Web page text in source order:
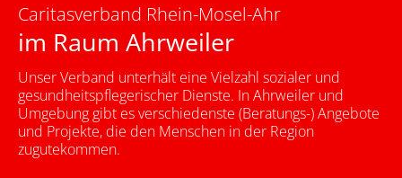
Caritasverband Rhein-Mosel-Ahr
im Raum Ahrweiler
Unser Verband unterhält eine Vielzahl sozialer und
gesundheitspflegerischer Dienste. In Ahrweiler und
Umgebung gibt es verschiedenste (Beratungs-) Angebote
und Projekte, die den Menschen in der Region
zugutekommen.